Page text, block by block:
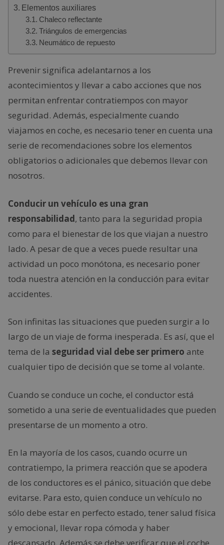
Elementos auxiliares
Chaleco reflectante
Triángulos de emergencias
Neumático de repuesto
Prevenir significa adelantarnos a los
acontecimientos y llevar a cabo acciones que nos
permitan enfrentar contratiempos con mayor
seguridad. Además, especialmente cuando
viajamos en coche, es necesario tener en cuenta una
serie de recomendaciones sobre los elementos
obligatorios o adicionales que debemos llevar con
nosotros.
Conducir un vehículo es una gran
responsabilidad, tanto para la seguridad propia
como para el bienestar de los que viajan a nuestro
lado. A pesar de que a veces puede resultar una
actividad un poco monótona, es necesario poner
toda nuestra atención en la conducción para evitar
accidentes.
Son infinitas las situaciones que pueden surgir a lo
largo de un viaje de forma inesperada. Es así, que el
tema de la seguridad vial debe ser primero ante
cualquier tipo de decisión que se tome al volante.
Cuando se conduce un coche, el conductor está
sometido a una serie de eventualidades que pueden
presentarse de un momento a otro.
En la mayoría de los casos, cuando ocurre un
contratiempo, la primera reacción que se apodera
de los conductores es el pánico, situación que debe
evitarse. Para esto, quien conduce un vehículo no
sólo debe estar en perfecto estado, tener salud física
y emocional, llevar ropa cómoda y haber